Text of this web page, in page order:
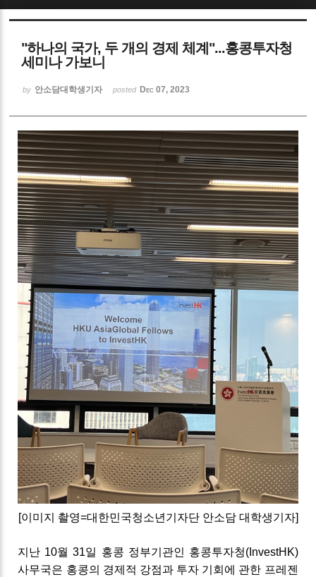
"하나의 국가, 두 개의 경제 체계"...홍콩투자청
세미나 가보니
by 안소담대학생기자 posted Dec 07, 2023
[이미지 촬영=대한민국청소년기자단 안소담 대학생기자]
지난 10월 31일 홍콩 정부기관인 홍콩투자청(InvestHK)
사무국은 홍콩의 경제적 강점과 투자 기회에 관한 프레젠
Sketchbook5, 스케치북5
Sketchbook5, 스케치북5